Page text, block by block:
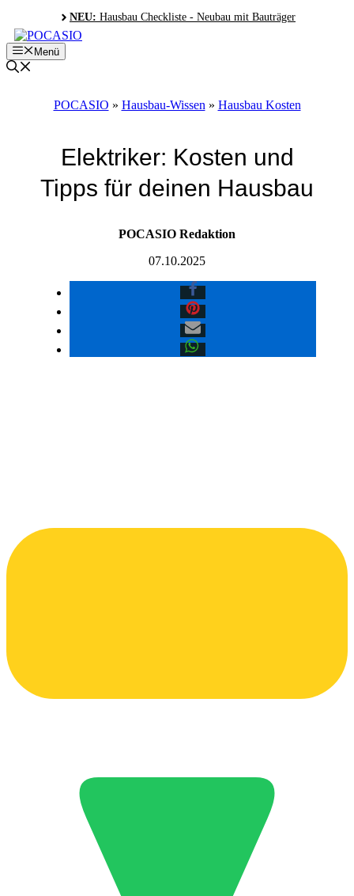
Inhalt
springen
NEU: Hausbau Checkliste - Neubau mit Bauträger
Menü
POCASIO » Hausbau-Wissen » Hausbau Kosten
Elektriker: Kosten und
Tipps für deinen Hausbau
POCASIO Redaktion
07.10.2025